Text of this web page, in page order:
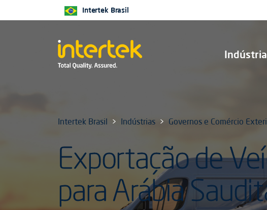
Intertek Brasil
Intertek Brasil Indústrias Governos e Comércio
Exportação de
para Arábia